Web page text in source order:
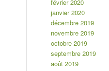
février 2020
janvier 2020
décembre 2019
novembre 2019
octobre 2019
septembre 2019
août 2019